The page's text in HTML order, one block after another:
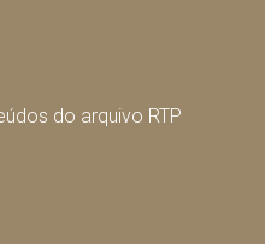
do arquivo RTP